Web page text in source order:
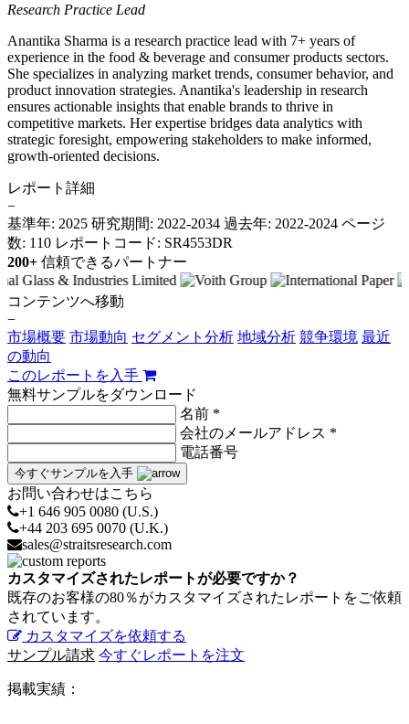
Research Practice Lead
Anantika Sharma is a research practice lead with 7+ years of
experience in the food & beverage and consumer products sectors.
She specializes in analyzing market trends, consumer behavior, and
product innovation strategies. Anantika's leadership in research
ensures actionable insights that enable brands to thrive in
competitive markets. Her expertise bridges data analytics with
strategic foresight, empowering stakeholders to make informed,
growth-oriented decisions.
レポート詳細
−
基準年: 2025 研究期間: 2022-2034 過去年: 2022-2024 ページ
数: 110 レポートコード: SR4553DR
200+ 信頼できるパートナー
コンテンツへ移動
−
市場概要 市場動向 セグメント分析 地域分析 競争環境 最近
の動向
このレポートを入手
無料サンプルをダウンロード
名前 *
会社のメールアドレス *
電話番号
今すぐサンプルを入手
お問い合わせはこちら
+1 646 905 0080 (U.S.)
+44 203 695 0070 (U.K.)
sales@straitsresearch.com
カスタマイズされたレポートが必要ですか？
既存のお客様の80％がカスタマイズされたレポートをご依頼
されています。
カスタマイズを依頼する
サンプル請求 今すぐレポートを注文
掲載実績：